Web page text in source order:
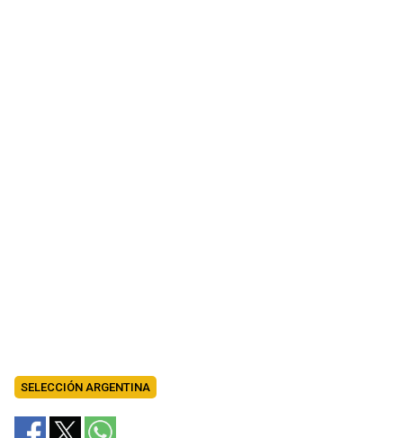
SELECCIÓN ARGENTINA